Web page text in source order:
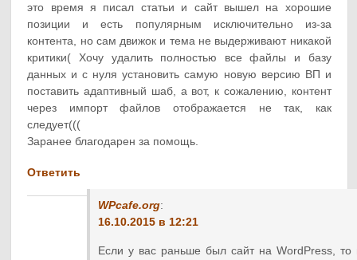
это время я писал статьи и сайт вышел на хорошие
позиции и есть популярным исключительно из-за
контента, но сам движок и тема не выдерживают никакой
критики( Хочу удалить полностью все файлы и базу
данных и с нуля установить самую новую версию ВП и
поставить адаптивный шаб, а вот, к сожалению, контент
через импорт файлов отображается не так, как
следует(((
Заранее благодарен за помощь.
Ответить
WPcafe.org:
16.10.2015 в 12:21
Если у вас раньше был сайт на WordPress, то